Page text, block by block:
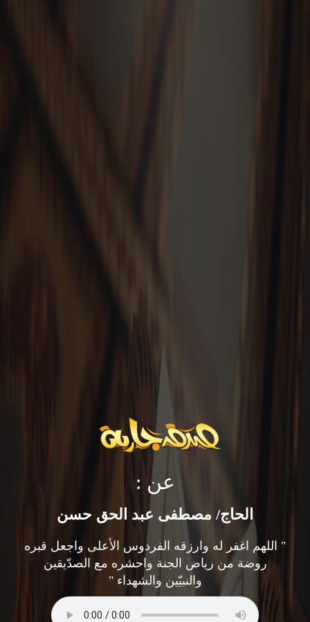
عن :
الحاج/ مصطفى عبد الحق حسن
" اللهم اغفر له وارزقه الفردوس الأعلى واجعل قبره
روضة من رياض الجنة واحشره مع الصدّيقين
والنبيّين والشهداء "